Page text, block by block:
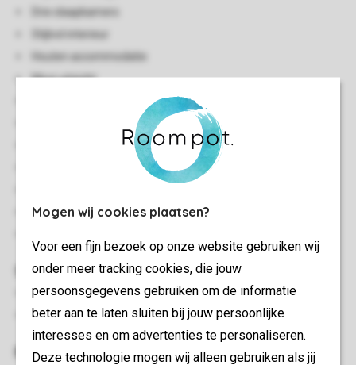
Mogen wij cookies plaatsen?
Voor een fijn bezoek op onze website gebruiken wij
onder meer tracking cookies, die jouw
persoonsgegevens gebruiken om de informatie
beter aan te laten sluiten bij jouw persoonlijke
interesses en om advertenties te personaliseren.
Deze technologie mogen wij alleen gebruiken als jij
Drie slaapkamers
Stijlvol interieur
Houten accommodatie
Mooi uitzicht
Elektrische verwarming
Eén traptrede naar accommodatie
Slaapkamer(s)
Slaapkamer met 2-persoonsbed
Twee slaapkamers met twee 1-persoonsbedden
Buiten